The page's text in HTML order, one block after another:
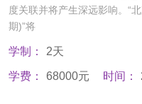
度关联并将产生深远影响。“
期)”将
学制： 2天
学费： 68000元 时间：